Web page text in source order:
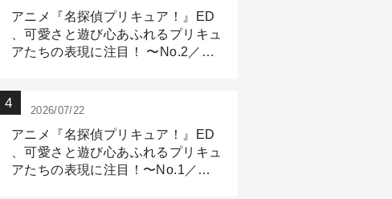
アニメ『名探偵プリキュア！』ED
、可愛さと遊び心あふれるプリキュ
アたちの表現に注目！ 〜No.2／モ
2026/07/22
アニメ『名探偵プリキュア！』ED
、可愛さと遊び心あふれるプリキュ
アたちの表現に注目！〜No.1／演